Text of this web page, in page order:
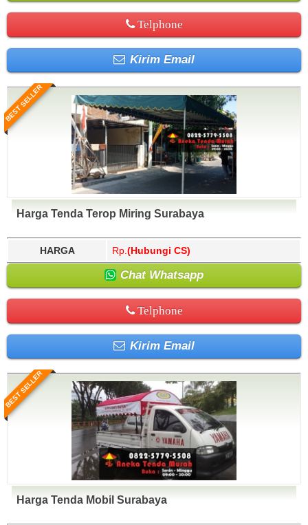
Telphone
Kirim Email
BEST SELLER
Harga Tenda Terop Miring Surabaya
HARGA Rp. (Hubungi CS)
Chat Whatsapp
Telphone
Kirim Email
BEST SELLER
Harga Tenda Mobil Surabaya